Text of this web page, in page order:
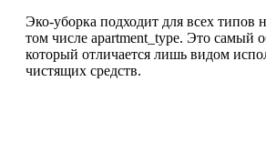
Эко-уборка подходит для всех типов
том числе apartment_type. Это самый
который отличается лишь видом
чистящих средств.